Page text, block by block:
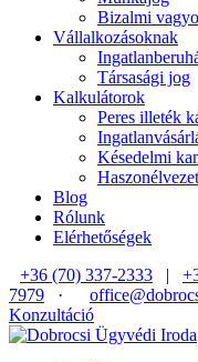
Bizalmi
Vállalkozásoknak
Társasági jog
Kalkulátorok
Peres illeték
Késedelmi
Blog
Rólunk
Elérhetőségek
+36 (70) 337-2333
|
7979
·
Konzultáció